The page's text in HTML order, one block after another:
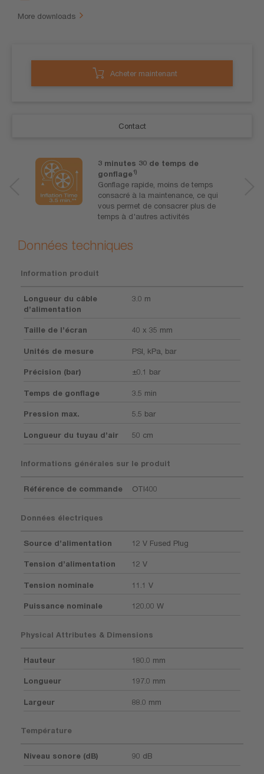
More downloads
Acheter maintenant
Contact
3 minutes 30 de temps de
gonflage1)
Gonflage rapide, moins de temps
consacré à la maintenance, ce qui
vous permet de consacrer plus de
temps à d'autres activités
Données techniques
Information produit
Longueur du câble
d’alimentation
3.0 m
Taille de l’écran 40 x 35 mm
Unités de mesure PSI, kPa, bar
Précision (bar) ±0.1 bar
Temps de gonflage 3.5 min
Pression max. 5.5 bar
Longueur du tuyau d’air 50 cm
Informations générales sur le produit
Référence de commande OTI400
Données électriques
Source d’alimentation 12 V Fused Plug
Tension d’alimentation 12 V
Tension nominale 11.1 V
Puissance nominale 120.00 W
Physical Attributes & Dimensions
Hauteur 180.0 mm
Longueur 197.0 mm
Largeur 88.0 mm
Température
Niveau sonore (dB) 90 dB